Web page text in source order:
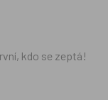
kdo se zeptá!